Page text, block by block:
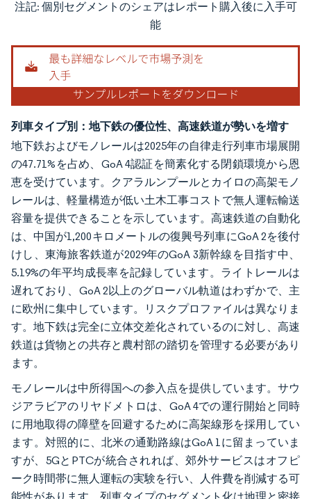
画像 © Mordor Intelligence。再利用にはCC BY 4.0の表示が必要です。
注記: 個別セグメントのシェアはレポート購入後に入手可
能
列車タイプ別：地下鉄の優位性、高速鉄道が勢いを増す
地下鉄およびモノレールは2025年の自律走行列車市場展開
の47.71%を占め、GoA 4認証を簡素化する閉鎖環境から恩
恵を受けています。クアラルンプールとカイロの高架モノ
レールは、軽量構造が低い土木工事コストで無人運転輸送
容量を提供できることを示しています。高速鉄道の自動化
は、中国が1,200キロメートルの復興号列車にGoA 2を後付
けし、東海旅客鉄道が2029年のGoA 3新幹線を目指す中、
5.19%の年平均成長率を記録しています。ライトレールは
遅れており、GoA 2以上のグローバル軌道はわずかで、主
に欧州に集中しています。リスクプロファイルは異なりま
す。地下鉄は完全に立体交差化されているのに対し、高速
鉄道は貨物との共存と農村部の踏切を管理する必要があり
ます。
モノレールは中所得国への参入点を提供しています。サウ
ジアラビアのリヤドメトロは、GoA 4での運行開始と同時
に用地取得の障壁を回避するために高架線形を採用してい
ます。対照的に、北米の通勤路線はGoA 1に留まっていま
すが、5GとPTCが統合されれば、郊外サービスはオフピ
ーク時間帯に無人運転の実験を行い、人件費を削減する可